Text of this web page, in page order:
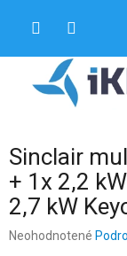
Sinclair
+ 1x 2,2
2,7 kW
Priemerné
Neohodnotené